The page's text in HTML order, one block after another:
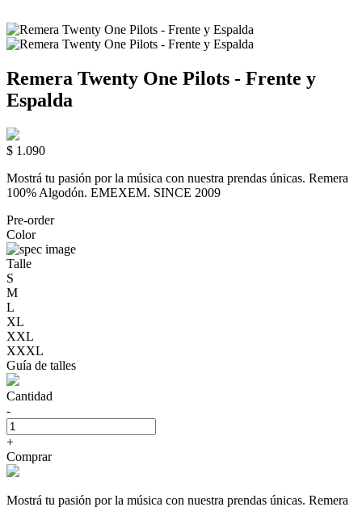
Remera Twenty One Pilots - Frente y
Espalda
$ 1.090
Mostrá tu pasión por la música con nuestra prendas únicas. Remera
100% Algodón. EMEXEM. SINCE 2009
Pre-order
Color
Talle
S
M
L
XL
XXL
XXXL
Guía de talles
Cantidad
-
+
Comprar
Mostrá tu pasión por la música con nuestra prendas únicas. Remera